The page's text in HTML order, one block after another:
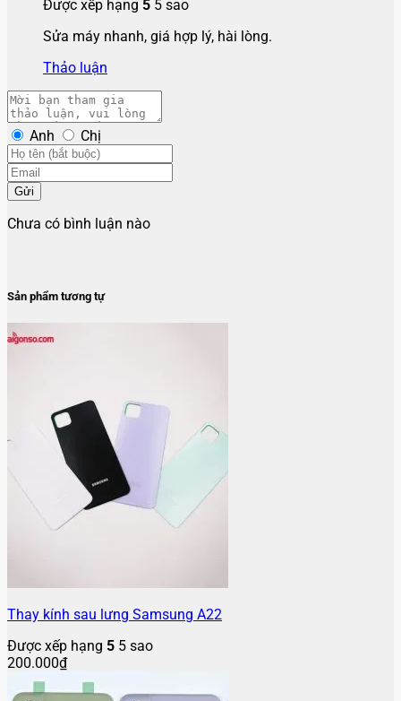
Được xếp hạng 5 5 sao
Sửa máy nhanh, giá hợp lý, hài lòng.
Thảo luận
Anh Chị
Gửi
Chưa có bình luận nào
Sản phẩm tương tự
Thay kính sau lưng Samsung A22
Được xếp hạng 5 5 sao
200.000₫